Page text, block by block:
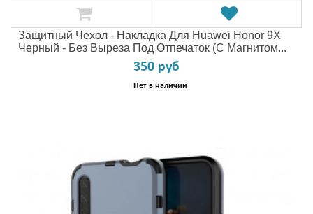
Защитный Чехол - Накладка Для Huawei Honor 9X
Черный - Без Выреза Под Отпечаток (с Магнитом...
350 руб
Нет в наличии